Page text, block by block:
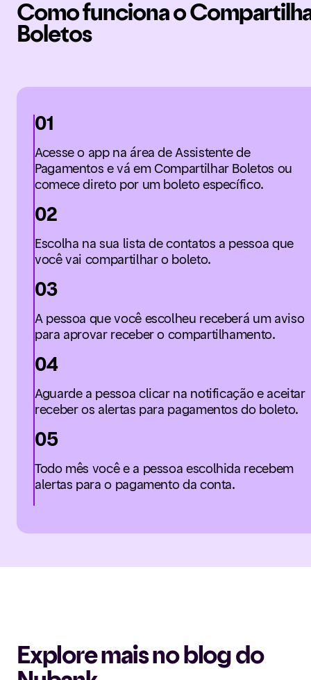
Como funciona o
Boletos
01
Acesse o app na área de Assistente de
Pagamentos e vá em Compartilhar Boletos ou
comece direto por um boleto específico.
02
Escolha na sua lista de contatos a pessoa que
você vai compartilhar o boleto.
03
A pessoa que você escolheu receberá um aviso
para aprovar receber o compartilhamento.
04
Aguarde a pessoa clicar na notificação e aceitar
receber os alertas para pagamentos do boleto.
05
Todo mês você e a pessoa escolhida recebem
alertas para o pagamento da conta.
Explore mais no blog do